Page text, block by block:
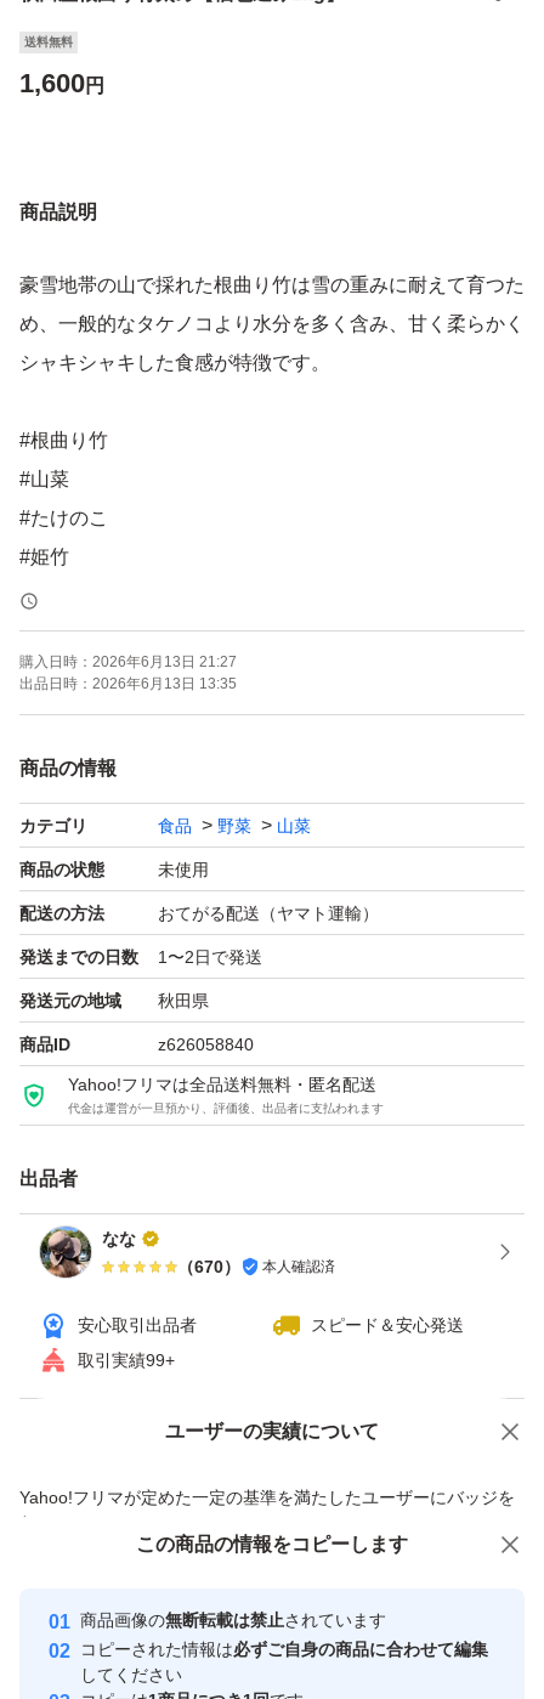
送料無料
1,600円
商品説明
豪雪地帯の山で採れた根曲り竹は雪の重みに耐えて育つた
め、一般的なタケノコより水分を多く含み、甘く柔らかく
シャキシャキした食感が特徴です。
#根曲り竹
#山菜
#たけのこ
#姫竹
購入日時： 2026年6月13日 21:27
出品日時： 2026年6月13日 13:35
商品の情報
カテゴリ 食品 野菜 山菜
商品の状態 未使用
配送の方法 おてがる配送（ヤマト運輸）
発送までの日数 1〜2日で発送
発送元の地域 秋田県
商品ID z626058840
Yahoo!フリマは全品送料無料・匿名配送
代金は運営が一旦預かり、評価後、出品者に支払われます
出品者
なな
（670） 本人確認済
安心取引出品者
スピード＆安心発送
取引実績99+
ユーザーの実績について
Yahoo!フリマが定めた一定の基準を満たしたユーザーにバッジを
付与しています
安心取引出品者
心・安全なユーザーです
取引実績
価格の相談 商品への質問
この商品の情報をコピーします
商品画像の無断転載は禁止されています
コピーされた情報は必ずご自身の商品に合わせて編集
してください
この商品をみている人にオススメ